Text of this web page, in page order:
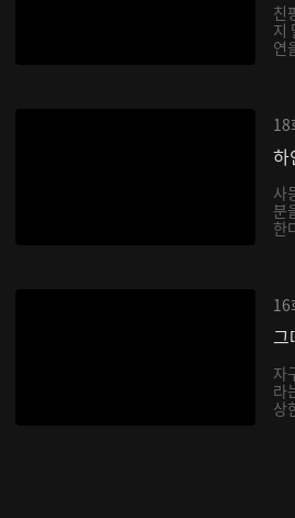
친
지
연
18
하
사
분
한
16
그
자
라
상